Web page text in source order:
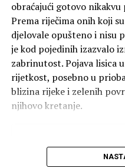
obraćajući gotovo
Prema riječima onih koji
djelovale opušteno i nisu
je kod pojedinih izazvalo
zabrinutost. Pojava lisica
rijetkost, posebno u
blizina rijeke i zelenih
njihovo kretanje.